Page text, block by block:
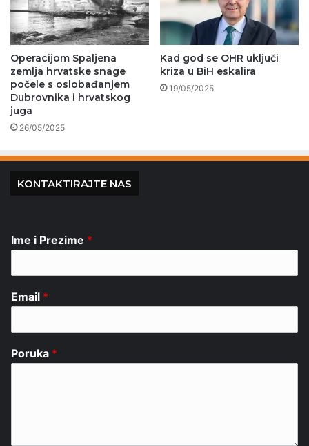
Operacijom Spaljena
zemlja hrvatske snage
počele s oslobađanjem
Dubrovnika i hrvatskog
juga
26/05/2025
Kad god se OHR uključi
kriza u BiH eskalira
19/05/2025
KONTAKTIRAJTE NAS
Ime i Prezime *
Email *
Poruka *